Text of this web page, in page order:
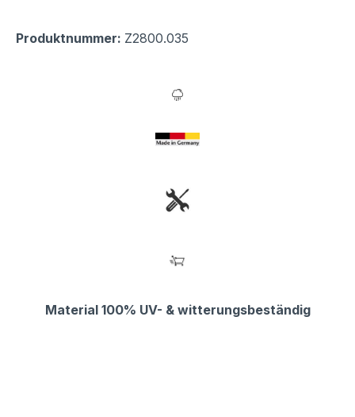
Produktnummer: Z2800.035
Material 100% UV- & witterungsbeständig